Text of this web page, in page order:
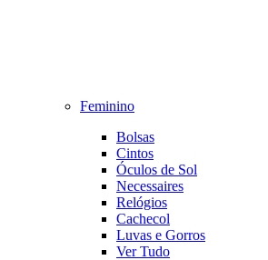
Feminino
Bolsas
Cintos
Óculos de Sol
Necessaires
Relógios
Cachecol
Luvas e Gorros
Ver Tudo